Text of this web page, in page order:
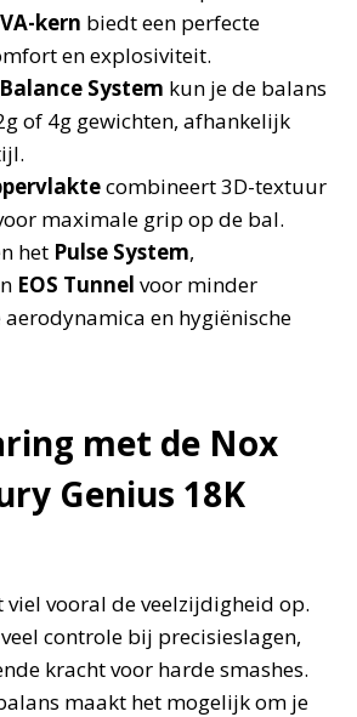
kern biedt een perfecte
en explosiviteit.
System kun je de balans
of 4g gewichten, afhankelijk
combineert 3D-textuur
maximale grip op de bal.
het Pulse System,
EOS Tunnel voor minder
en hygiënische
met de Nox
Genius 18K
viel vooral de veelzijdigheid op.
controle bij precisieslagen,
kracht voor harde smashes.
maakt het mogelijk om je